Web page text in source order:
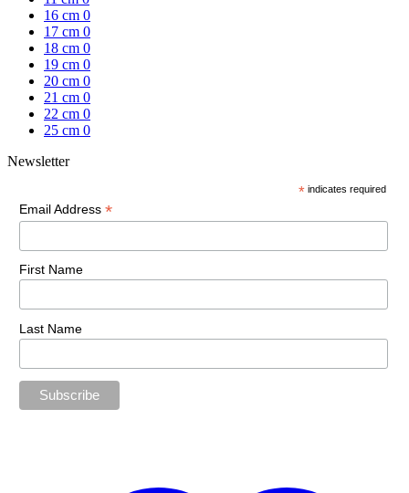
16 cm 0
17 cm 0
18 cm 0
19 cm 0
20 cm 0
21 cm 0
22 cm 0
25 cm 0
Newsletter
* indicates required
Email Address *
First Name
Last Name